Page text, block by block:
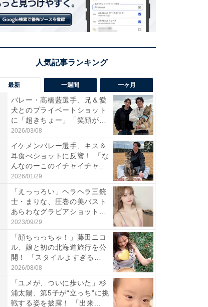
最新 一週間 一ヶ月
バレー・髙橋藍選手、兄＆愛
犬とのプライベートショット
に「超きちょー」「笑顔が見
れ...
2026/03/08
イケメンバレー選手、キス＆
耳食べショットに反響！ 「な
んなのーこのイチャイチャ
感...
2026/01/29
「えっっろい」ヘラヘラ三銃
士・まりな、圧巻の美バスト
あらわなグラビアショット公
開...
2023/09/29
「顔ちっっちゃ！」藤田ニコ
ル、娘と初の北海道旅行を公
開！ 「スタイルよすぎる
よ〜...
2026/08/08
「ユメが、ついに歩いた」杉
浦太陽、第5子が“立っち”に挑
戦する姿を披露！ 「出来...